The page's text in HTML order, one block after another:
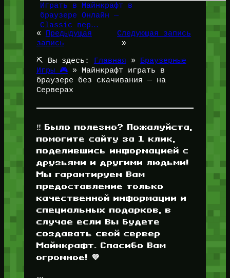
Играть в Майнкрафт в
браузере Онлайн —
Classic вер…
«
Предыдущая
запись
Следующая запись
»
⛏️ Вы здесь: Главная »
Браузерные
Игры 🎮»
Майнкрафт играть в
браузере без скачивания — на
Серверах
‼️ Было полезно? Пожалуйста,
помогите сайту за 1 клик,
поделившись информацией с
друзьями и другими людьми!
Мы гарантируем Вам
предоставление только
качественной информации и
специальных подарков, в
случае если Вы будете
создавать свой сервер
Майнкрафт. Спасибо Вам
огромное! 💜